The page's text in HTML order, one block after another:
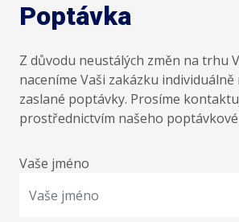
Poptávka
Z důvodu neustálých změn na trhu
naceníme Vaši zakázku individuálně
zaslané poptávky. Prosíme
prostřednictvím našeho
Vaše jméno